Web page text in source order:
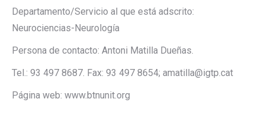
Departamento/Servicio al que está adscrito:
Neurociencias-Neurología
Persona de contacto: Antoni Matilla Dueñas.
Tel.: 93 497 8687. Fax: 93 497 8654; amatilla@igtp.cat
Página web: www.btnunit.org